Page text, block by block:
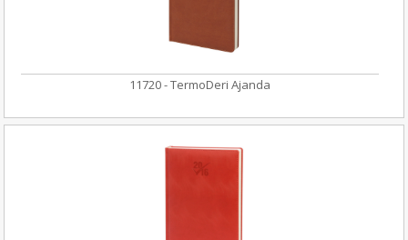
11720 - TermoDeri Ajanda